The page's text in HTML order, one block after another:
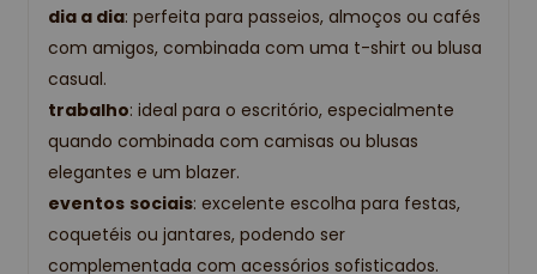
dia a dia: perfeita para passeios, almoços ou cafés
com amigos, combinada com uma t-shirt ou blusa
casual.
trabalho: ideal para o escritório, especialmente
quando combinada com camisas ou blusas
elegantes e um blazer.
eventos sociais: excelente escolha para festas,
coquetéis ou jantares, podendo ser
complementada com acessórios sofisticados.